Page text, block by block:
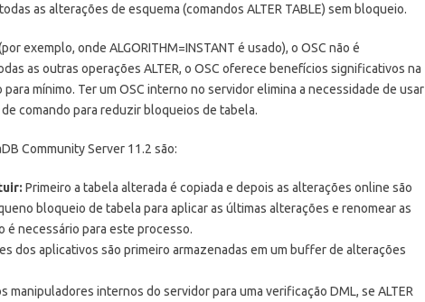
as alterações de esquema (comandos ALTER TABLE) sem bloqueio.
exemplo, onde ALGORITHM=INSTANT é usado), o OSC não é
as outras operações ALTER, o OSC oferece benefícios significativos na
mínimo. Ter um OSC interno no servidor elimina a necessidade de usar
comando para reduzir bloqueios de tabela.
Community Server 11.2 são:
Primeiro a tabela alterada é copiada e depois as alterações online são
bloqueio de tabela para aplicar as últimas alterações e renomear as
é necessário para este processo.
dos aplicativos são primeiro armazenadas em um buffer de alterações
manipuladores internos do servidor para uma verificação DML, se ALTER